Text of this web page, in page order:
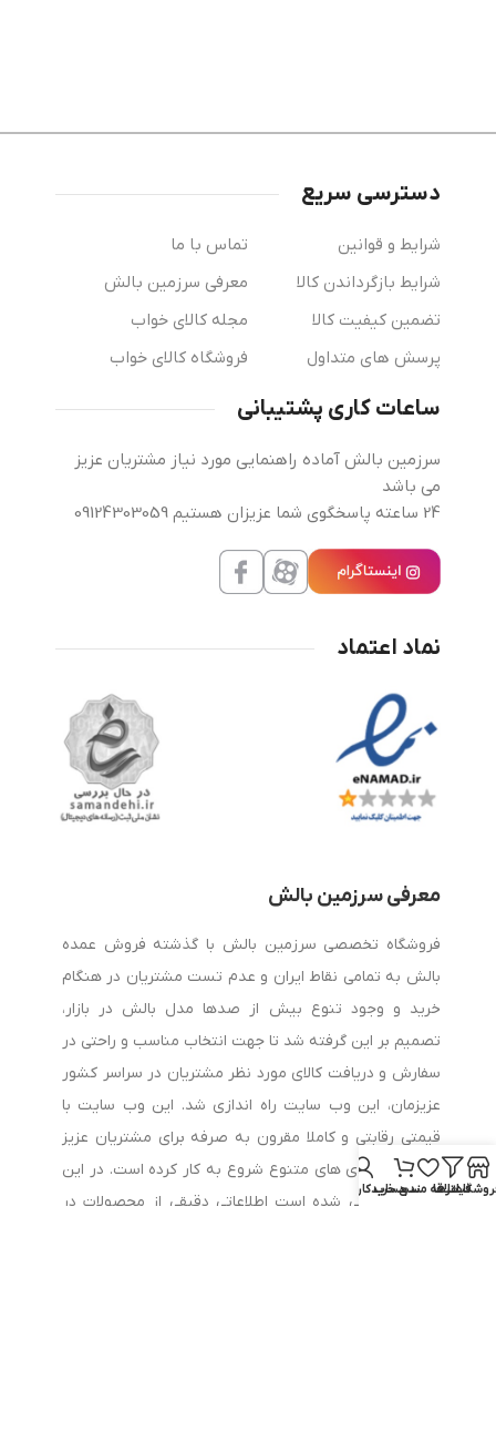
دسترسی سریع
شرایط و قوانین
شرایط بازگرداندن کالا
تضمین کیفیت کالا
پرسش های متداول
تماس با ما
معرفی سرزمین بالش
مجله کالای خواب
فروشگاه کالای خواب
ساعات کاری پشتیبانی
سرزمین بالش آماده راهنمایی مورد نیاز مشتریان عزیز
می باشد
24 ساعته پاسخگوی شما عزیزان هستیم 09124303059
نماد اعتماد
معرفی سرزمین بالش
فروشگاه تخصصی سرزمین بالش با گذشته فروش عمده
بالش به تمامی نقاط ایران و عدم تست مشتریان در هنگام
خرید و وجود تنوع بیش از صدها مدل بالش در بازار،
تصمیم بر این گرفته شد تا جهت انتخاب مناسب و راحتی در
سفارش و دریافت کالای مورد نظر مشتریان در سراسر کشور
عزیزمان، این وب سایت راه اندازی شد. این وب سایت با
قیمتی رقابتی و کاملا مقرون به صرفه برای مشتریان عزیز
در دسته بندی های متنوع شروع به کار کرده است. در این
مجموعه سعی شده است اطلاعاتی دقیقی از محصولات در
فیلترها
علاقه مندیسبد خرید
حساب کاربری من